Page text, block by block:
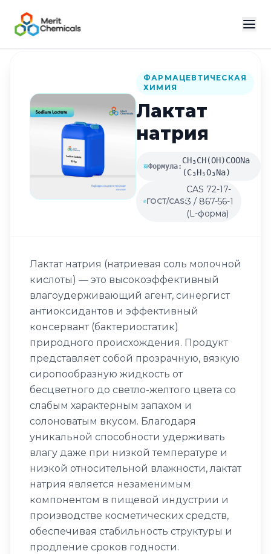
Назад в каталог
ФАРМАЦЕВТИЧЕСКАЯ
ХИМИЯ
Лактат
натрия
Формула:
CH₃CH(OH)COONa
(C₃H₅O₃Na)
ГОСТ/CAS:
CAS 72-17-
3 / 867-56-1
(L-форма)
Лактат натрия (натриевая соль молочной
кислоты) — это высокоэффективный
влагоудерживающий агент, синергист
антиоксидантов и эффективный
консервант (бактериостатик)
природного происхождения. Продукт
представляет собой прозрачную, вязкую
сиропообразную жидкость от
бесцветного до светло-желтого цвета со
слабым характерным запахом и
солоноватым вкусом. Благодаря
уникальной способности удерживать
влагу даже при низкой температуре и
низкой относительной влажности, лактат
натрия является незаменимым
компонентом в пищевой индустрии и
производстве косметических средств,
обеспечивая стабильность структуры и
продление сроков годности.